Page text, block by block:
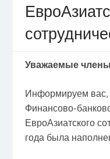
Уважаемые
Информируем вас,
Финансово-
ЕвроАзиатского
года была